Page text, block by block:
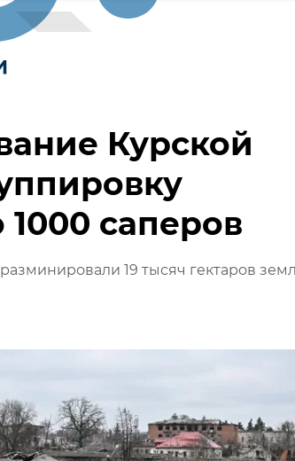
Курской
1000 саперов
19 тысяч гектаров